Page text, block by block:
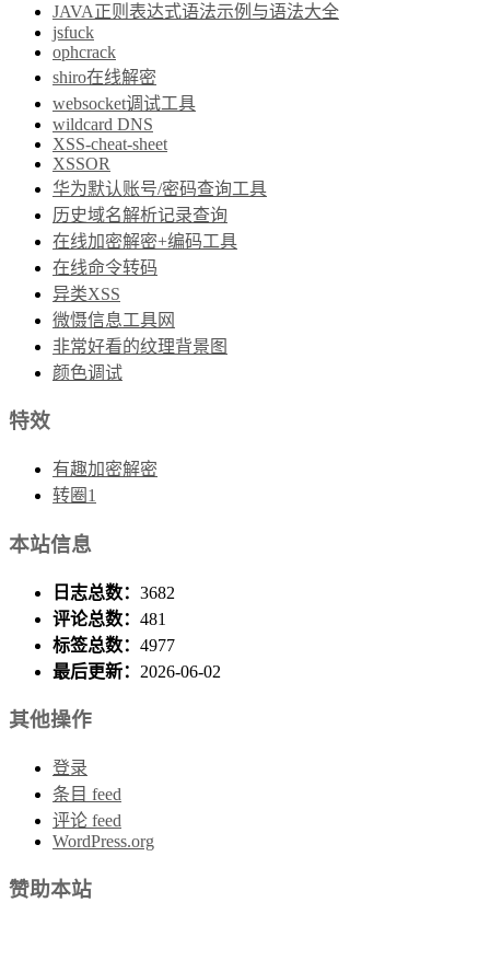
JAVA正则表达式语法示例与语法大全
jsfuck
ophcrack
shiro在线解密
websocket调试工具
wildcard DNS
XSS-cheat-sheet
XSSOR
华为默认账号/密码查询工具
历史域名解析记录查询
在线加密解密+编码工具
在线命令转码
异类XSS
微慑信息工具网
非常好看的纹理背景图
颜色调试
特效
有趣加密解密
转圈1
本站信息
日志总数： 3682
评论总数： 481
标签总数： 4977
最后更新： 2026-06-02
其他操作
登录
条目 feed
评论 feed
WordPress.org
赞助本站